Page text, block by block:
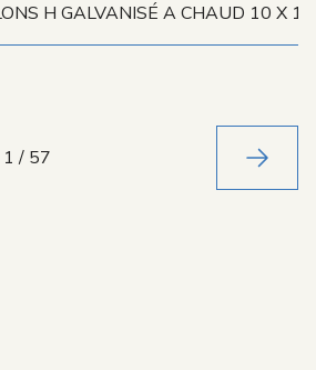
H GALVANISÉ A CHAUD 10 X
1 / 57 Suivant